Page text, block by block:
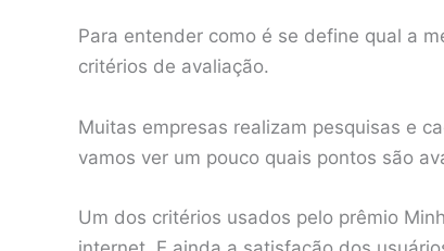
Para entender como é se define qual a
critérios de avaliação.
Muitas empresas realizam pesquisas e
vamos ver um pouco quais pontos são
Um dos critérios usados pelo prêmio